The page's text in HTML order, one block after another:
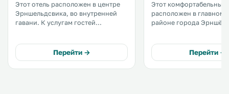
Этот отель расположен в центре
Эрншельдсвика, во внутренней
гавани. К услугам гостей
отдыха с тренажерным залом и
прекрасным видом на верхнем
этаже. .
Перейти →
Этот комфортабельный
расположен в главном
районе города
услугам гостей сауна
релаксации. .
Перейти →